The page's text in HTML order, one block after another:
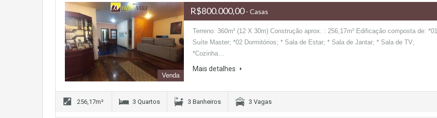
Venda
R$800.000,00- Casas
Terreno: 360m² (12 X 30m) Construção aprox. : 256,17m² Edificação composta de: *01
Suíte Master; *02 Dormitórios; * Sala de Estar; * Sala de Jantar; * Sala de TV;
*Cozinha…
Mais detalhes
256,17m² 3 Quartos 3 Banheiros 3 Vagas